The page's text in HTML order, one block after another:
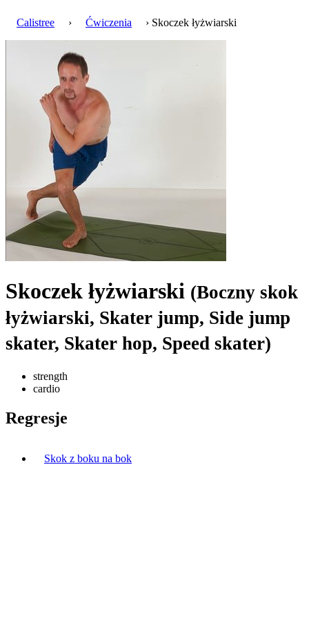
Calistree › Ćwiczenia › Skoczek łyżwiarski
Skoczek łyżwiarski (Boczny skok
łyżwiarski, Skater jump, Side jump
skater, Skater hop, Speed skater)
strength
cardio
Regresje
Skok z boku na bok